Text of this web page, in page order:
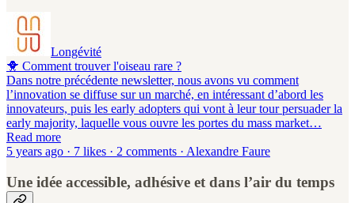
Longévité
🐥 Comment trouver l'oiseau rare ?
Dans notre précédente newsletter, nous avons vu comment
l’innovation se diffuse sur un marché, en intéressant d’abord les
innovateurs, puis les early adopters qui vont à leur tour persuader la
early majority, laquelle vous ouvre les portes du mass market…
Read more
5 years ago · 7 likes · 2 comments · Alexandre Faure
Une idée accessible, adhésive et dans l’air du temps